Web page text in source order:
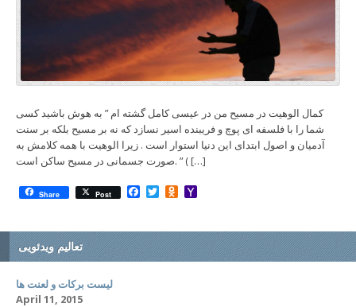
کمال الوهیت در مسیح من در عیسی کامل گشته ام ” به هوش باشید کسی
شما را با فلسفه ای پوچ و فریبنده اسیر نسازد که نه بر مسیح بلکه بر سنت
آدمیان و اصول ابتدای این دنیا استوار است . زیرا الوهیت با همه کلامش به
صورت جسمانی در مسیح ساکن است. ” ( […]
Share Post Facebook
TwitterOdnoklassniki
تعالیم ویدئویی
لیست برکات و لعنت ها
April 11, 2015